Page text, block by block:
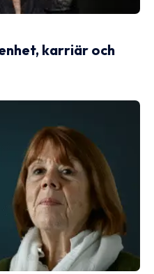
karriär och